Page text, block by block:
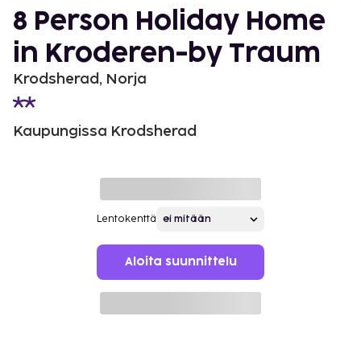
8 Person Holiday Home
in Kroderen-by Traum
Krodsherad, Norja
Kaupungissa Krodsherad
Lentokenttä
Aloita suunnittelu